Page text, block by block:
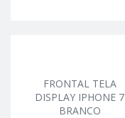
FRONTAL TELA
DISPLAY IPHONE 7
BRANCO